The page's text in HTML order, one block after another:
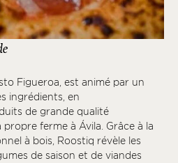
Figueroa, est animé par un
ingrédients, en
de grande qualité
ferme à Ávila. Grâce à la
à bois, Roostiq révèle les
de saison et de viandes